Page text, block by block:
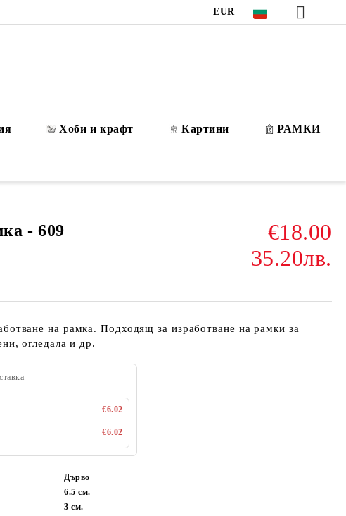
EUR
Хоби и крафт Картини РАМКИ
- 609
€18.00
35.20лв.
на рамка. Подходящ за изработване на рамки за
огледала и др.
€6.02
€6.02
Дърво
6.5 см.
3 см.